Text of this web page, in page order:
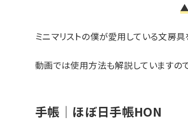
▲
ミニマリストの僕が愛用している文房具
動画では使用方法も解説していますので
手帳｜ほぼ日手帳HON